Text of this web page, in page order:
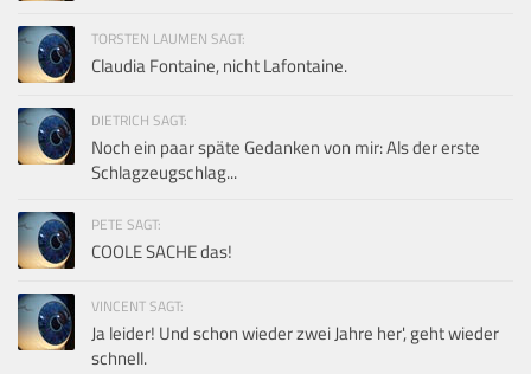
TORSTEN LAUMEN SAGT:
Claudia Fontaine, nicht Lafontaine.
DIETRICH SAGT:
Noch ein paar späte Gedanken von mir: Als der erste
Schlagzeugschlag...
PETE SAGT:
COOLE SACHE das!
VINCENT SAGT:
Ja leider! Und schon wieder zwei Jahre her', geht wieder
schnell.